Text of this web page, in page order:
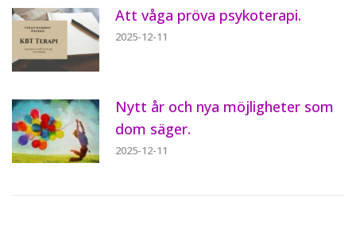
Att våga pröva psykoterapi.
2025-12-11
Nytt år och nya möjligheter som
dom säger.
2025-12-11